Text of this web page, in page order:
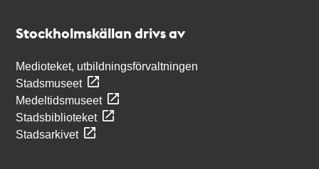
Stockholmskällan drivs av
Medioteket, utbildningsförvaltningen
Stadsmuseet
Medeltidsmuseet
Stadsbiblioteket
Stadsarkivet